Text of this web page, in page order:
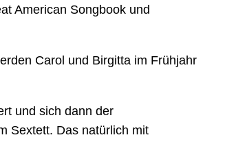
American Songbook und
Carol und Birgitta im Frühjahr
und sich dann der
Sextett. Das natürlich mit